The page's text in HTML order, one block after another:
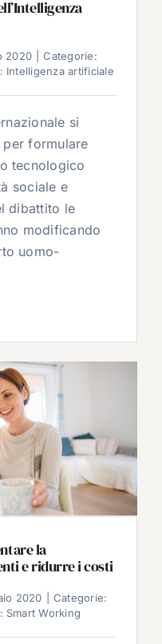
2020
Categorie:
Intelligenza artificiale
si
formulare
tecnologico
sociale e
dibattito le
modificando
uomo-
la
e ridurre i costi
2020
Categorie:
Smart Working